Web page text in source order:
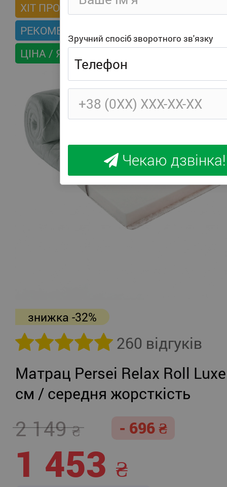
ХІТ ПРОДАЖІВ
РЕКОМЕНДУЄМО
ЦІНА / ЯКІСТЬ
знижка -32%
260 відгуків
Матрац Persei Relax Roll
см / середня жорсткість
2 149 - 696
1 453
Зручний спосіб зворотного зв'язку
Чекаю дзвінка!